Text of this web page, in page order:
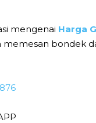
mengenai Harga
memesan bondek